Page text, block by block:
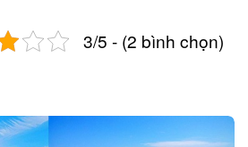
3/5 - (2 bình chọn)